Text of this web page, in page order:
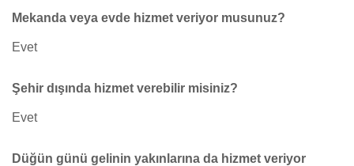
Mekanda veya evde hizmet veriyor musunuz?
Evet
Şehir dışında hizmet verebilir misiniz?
Evet
Düğün günü gelinin yakınlarına da hizmet veriyor